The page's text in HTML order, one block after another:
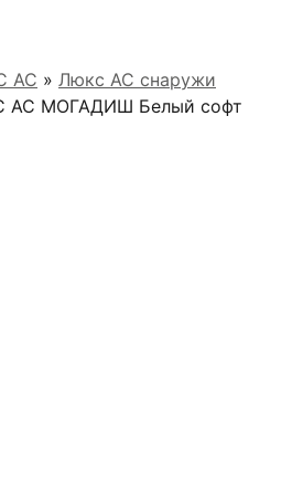
АС » Люкс АС снаружи
АС МОГАДИШ Белый софт